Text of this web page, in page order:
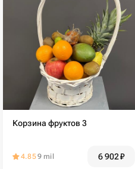
Корзина фруктов 3
4.859 mil 6 902₽